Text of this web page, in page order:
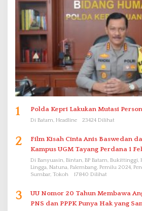
1 Polda Kepri Lakukan Mutasi
Di Batam, Headline 23424 Dilihat
2
Film Kisah Cinta Anis Baswedan
Kampus UGM Tayang Perdana 1
Di Banyuasin, Bintan, BP Batam,
Lingga, Natuna, Palembang, Pemilu 2024,
Sumbar, Tokoh
17840 Dilihat
3
UU Nomor 20 Tahun Membawa
PNS dan PPPK Punya Hak yang